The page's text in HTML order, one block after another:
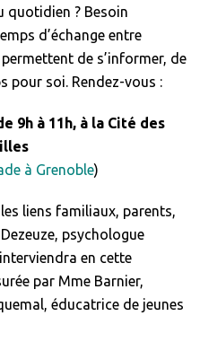
quotidien ? Besoin
d’échange entre
de s’informer, de
pour soi. Rendez-vous :
9h à 11h, à la Cité des
à Grenoble)
liens familiaux, parents,
psychologue
en cette
par Mme Barnier,
éducatrice de jeunes